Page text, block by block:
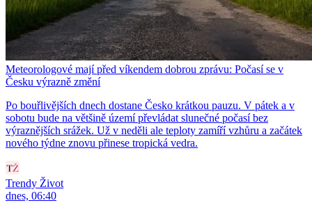
Meteorologové mají před víkendem dobrou zprávu: Počasí se v
Česku výrazně změní
Po bouřlivějších dnech dostane Česko krátkou pauzu. V pátek a v
sobotu bude na většině území převládat slunečné počasí bez
výraznějších srážek. Už v neděli ale teploty zamíří vzhůru a začátek
nového týdne znovu přinese tropická vedra.
Trendy Život
dnes, 06:40